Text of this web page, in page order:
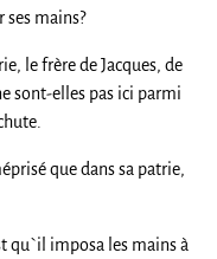
mains?
le frère de Jacques, de
sont-elles pas ici parmi
que dans sa patrie,
qu`il imposa les mains à